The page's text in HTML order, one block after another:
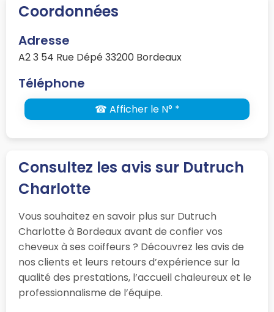
Coordonnées
Adresse
A2 3 54 Rue Dépé 33200 Bordeaux
Téléphone
☎ Afficher le N° *
Consultez les avis sur Dutruch
Charlotte
Vous souhaitez en savoir plus sur Dutruch
Charlotte à Bordeaux avant de confier vos
cheveux à ses coiffeurs ? Découvrez les avis de
nos clients et leurs retours d’expérience sur la
qualité des prestations, l’accueil chaleureux et le
professionnalisme de l’équipe.